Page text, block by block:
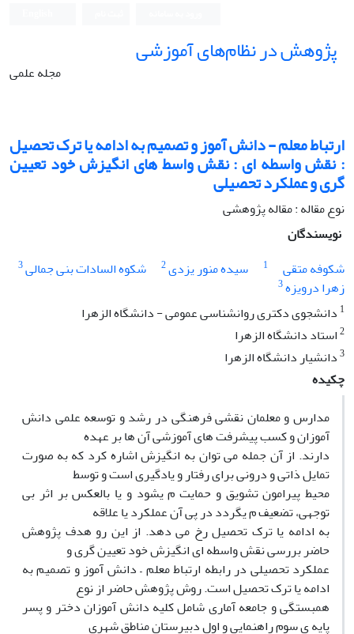
پژوهش در نظام‌های آموزشی
مجله علمی
ارتباط معلم - دانش آموز و تصمیم به ادامه یا ترک تحصیل
: نقش واسطه ای : نقش واسط های انگیزش خود تعیین
گری و عملکرد تحصیلی
نوع مقاله : مقاله پژوهشی
نویسندگان
شکوفه متقی
1 سیده منور یزدی2 شکوه السادات بنی جمالی3
زهرا درویزه3
1 دانشجوی دکتری روانشناسی عمومی - دانشگاه الزهرا
2استاد دانشگاه الزهرا
3دانشیار دانشگاه الزهرا
چکیده
مدارس و معلمان نقشی فرهنگی در رشد و توسعه علمی دانش
آموزان و کسب پیشرفت های آموزشی آن ها بر عهده
دارند. از آن جمله می توان به انگیزش اشاره کرد که به صورت
تمایل ذاتی و درونی برای رفتار و یادگیری است و توسط
محیط پیرامون تشویق و حمایت م یشود و یا بالعکس بر اثر بی
توجهی، تضعیف م یگردد در پی آن عملکرد یا علاقه
به ادامه یا ترک تحصیل رخ می دهد. از این رو هدف پژوهش
حاضر بررسی نقش واسطه ای انگیزش خود تعیین گری و
عملکرد تحصیلی در رابطه ارتباط معلم – دانش آموز و تصمیم به
ادامه یا ترک تحصیل است. روش پژوهش حاضر از نوع
همبستگی و جامعه آماری شامل کلیه دانش آموزان دختر و پسر
پایه ی سوم راهنمایی و اول دبیرستان مناطق شهری